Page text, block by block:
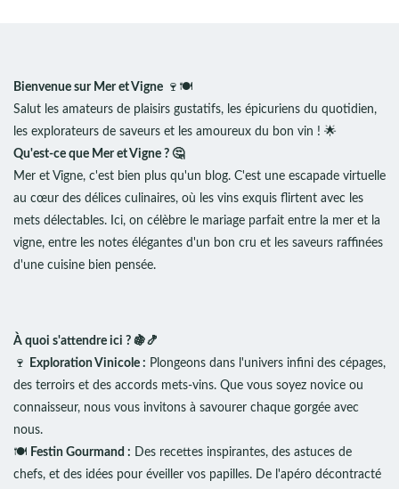
Bienvenue sur Mer et Vigne 🍷🍽️
Salut les amateurs de plaisirs gustatifs, les épicuriens du quotidien,
les explorateurs de saveurs et les amoureux du bon vin ! 🌟
Qu'est-ce que Mer et Vigne ? 🤔
Mer et Vigne, c'est bien plus qu'un blog. C'est une escapade virtuelle
au cœur des délices culinaires, où les vins exquis flirtent avec les
mets délectables. Ici, on célèbre le mariage parfait entre la mer et la
vigne, entre les notes élégantes d'un bon cru et les saveurs raffinées
d'une cuisine bien pensée.
À quoi s'attendre ici ? 🍇🍤
🍷
Exploration Vinicole : Plongeons dans l'univers infini des cépages,
des terroirs et des accords mets-vins. Que vous soyez novice ou
connaisseur, nous vous invitons à savourer chaque gorgée avec
nous.
🍽️ Festin Gourmand : Des recettes inspirantes, des astuces de
chefs, et des idées pour éveiller vos papilles. De l'apéro décontracté